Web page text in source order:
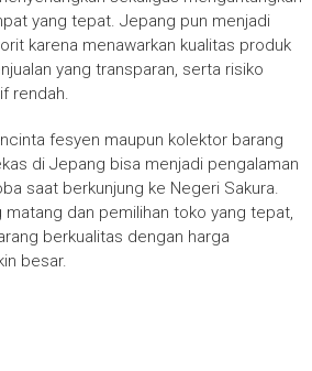
yang tepat. Jepang pun menjadi
karena menawarkan kualitas produk
yang transparan, serta risiko
rendah.
fesyen maupun kolektor barang
di Jepang bisa menjadi pengalaman
saat berkunjung ke Negeri Sakura.
matang dan pemilihan toko yang tepat,
berkualitas dengan harga
besar.